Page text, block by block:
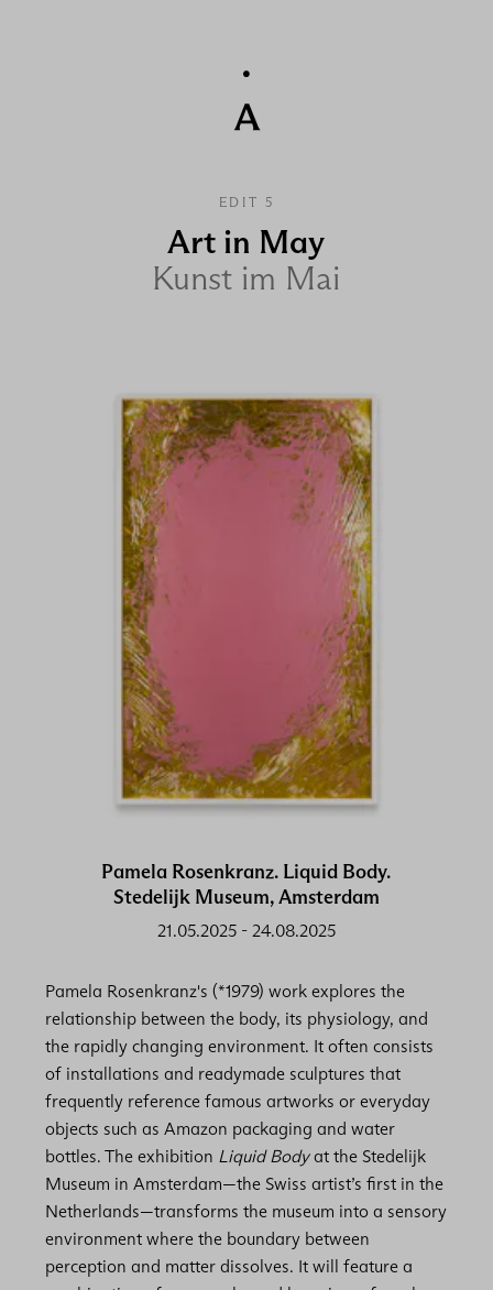
EDIT 5
Art in May
Kunst im Mai
Pamela Rosenkranz. Liquid Body.
Stedelijk Museum, Amsterdam
21.05.2025 - 24.08.2025
Pamela Rosenkranz's (*1979) work explores the
relationship between the body, its physiology, and
the rapidly changing environment. It often consists
of installations and readymade sculptures that
frequently reference famous artworks or everyday
objects such as Amazon packaging and water
bottles. The exhibition Liquid Bodyat the Stedelijk
Museum in Amsterdam—the Swiss artist’s first in the
Netherlands—transforms the museum into a sensory
environment where the boundary between
perception and matter dissolves. It will feature a